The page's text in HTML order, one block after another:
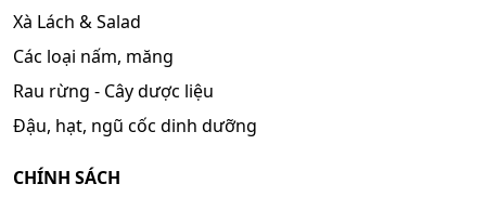
Xà Lách & Salad
Các loại nấm, măng
Rau rừng - Cây dược liệu
Đậu, hạt, ngũ cốc dinh dưỡng
CHÍNH SÁCH